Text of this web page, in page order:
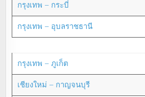
กรุงเทพ – กระบี่
กรุงเทพ – อุบลราชธานี
กรุงเทพ – ภูเก็ต
เชียงใหม่ – กาญจนบุรี